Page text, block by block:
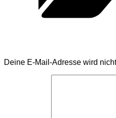
Deine E-Mail-Adresse wird